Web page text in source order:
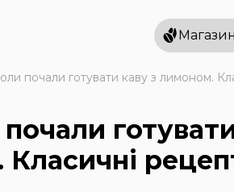
Магазин
почали готувати каву з лимоном.